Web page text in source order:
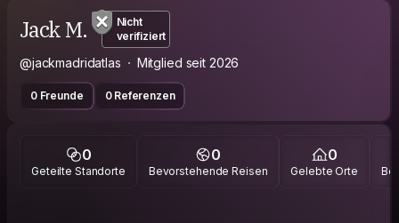
Jack M.
Nicht
verifiziert
@jackmadridatlas Mitglied seit 2026
0 Freunde 0 Referenzen
0
Geteilte Standorte
0
Bevorstehende Reisen
0
Gelebte Orte